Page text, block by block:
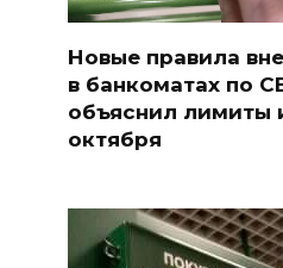
Новые правила
в банкоматах по
объяснил лимиты
октября